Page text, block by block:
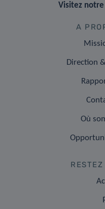
Visitez notre
A
Direction
Où
RESTEZ